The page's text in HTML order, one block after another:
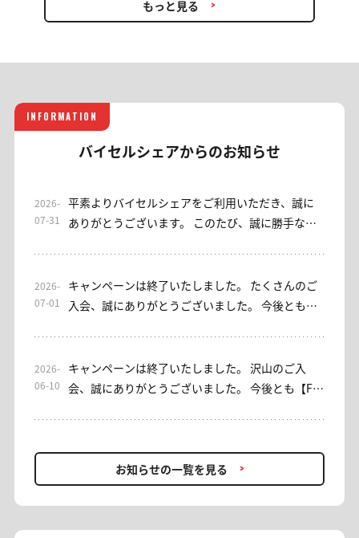
もっと見る
INFORMATION
バイセルシェアからのお知らせ
2026-
07-31
平素よりバイセルシェアをご利用いただき、誠に
ありがとうございます。 このたび、誠に勝手なが
いただきました皆さまに、心より御礼申し上げま
す。 なお、EAをご利用いただけるサブスクリプシ
検討ください。 これまでご利用いただき、誠にあ
りがとうございました。今後ともバイセルシェア
2026-
07-01
キャンペーンは終了いたしました。 たくさんのご
入会、誠にありがとうございました。 今後とも、
なっております。 【みっちゃん日本株サロン】入
会キャンペーンを実施しております。 [入会キャン
月数金額)の引落しがございます。 事務方にて入
会手続きが正常に完了したことが確認できた時点
で、初月分を0円(税込)へ変更いたします。 ＊お客
様のカード設定によっては「月跨ぎ返金」や「相
2026-
06-10
キャンペーンは終了いたしました。 沢山のご入
会、誠にありがとうございました。 今後とも【FX
カデミー】では、現在入会キャンペーンを開催し
ております。 FXを始めたい方、プロの助言を取り
入れたい方、再入会をお考えの方… 投資助言でFX
を学びながら利益を追求していきませんか？ [概
要] 期間：6/10(水)〜6/14(日)23:59 1ヶ月契約：
お知らせの一覧を見る